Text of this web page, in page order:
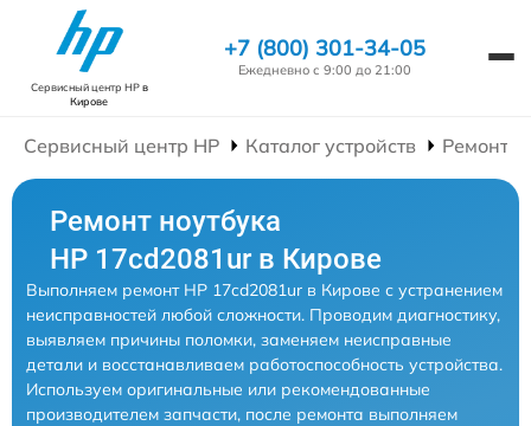
Сервисный центр HPв
Кирове
+7 (800) 301-34-05
Ежедневно с 9:00 до 21:00
Сервисный центр HP Каталог устройств Ремонт
Ремонт ноутбука
HP 17cd2081ur в Кирове
Выполняем ремонт HP 17cd2081ur в Кирове с устранением
неисправностей любой сложности. Проводим диагностику,
выявляем причины поломки, заменяем неисправные
детали и восстанавливаем работоспособность устройства.
Используем оригинальные или рекомендованные
производителем запчасти, после ремонта выполняем